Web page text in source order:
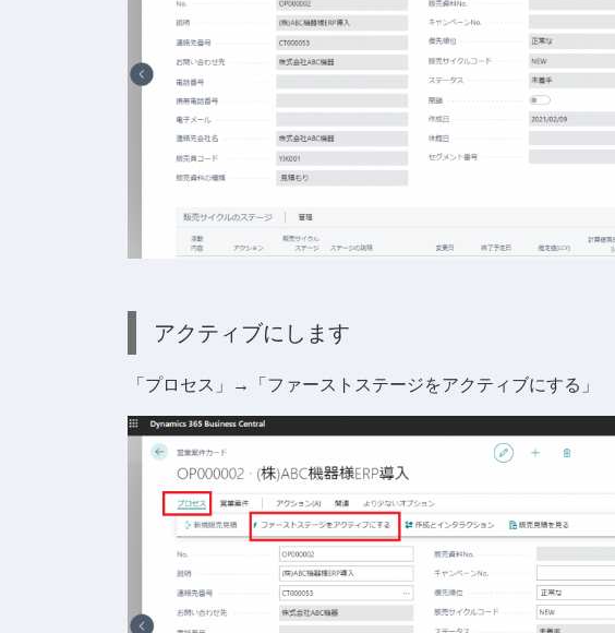
アクティブにします
「プロセス」→「ファーストステージをアクティブにする」